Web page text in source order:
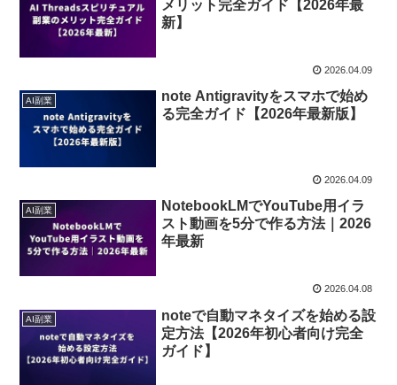
メリット完全ガイド【2026年最
新】
2026.04.09
AI副業
note Antigravityをスマホで始め
る完全ガイド【2026年最新版】
2026.04.09
AI副業
NotebookLMでYouTube用イラ
スト動画を5分で作る方法｜2026
年最新
2026.04.08
AI副業
noteで自動マネタイズを始める設
定方法【2026年初心者向け完全
ガイド】